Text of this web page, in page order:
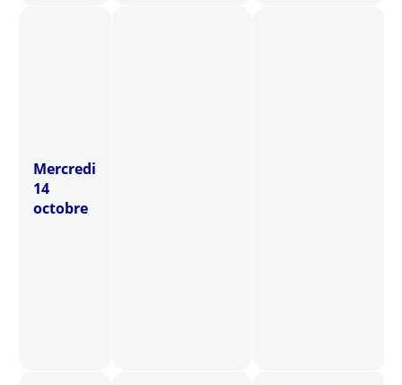
Mercredi
14
octobre